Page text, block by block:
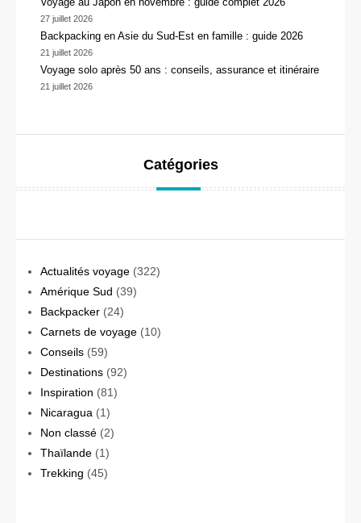
27 juillet 2026
Backpacking en Asie du Sud-Est en famille : guide 2026
21 juillet 2026
Voyage solo après 50 ans : conseils, assurance et itinéraire
21 juillet 2026
Catégories
Actualités voyage (322)
Amérique Sud (39)
Backpacker (24)
Carnets de voyage (10)
Conseils (59)
Destinations (92)
Inspiration (81)
Nicaragua (1)
Non classé (2)
Thaïlande (1)
Trekking (45)